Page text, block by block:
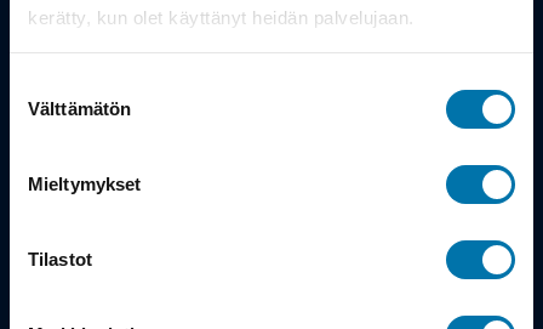
kerätty, kun olet käyttänyt heidän palvelujaan.
valinta
Välttämätön
Mieltymykset
Tilastot